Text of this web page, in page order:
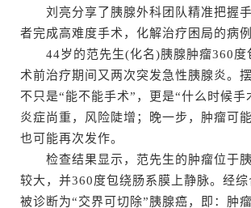
刘亮分享了胰腺外科团队精准把握手
者完成高难度手术，化解治疗困局的病例
44岁的范先生(化名)胰腺肿瘤360度
术前治疗期间又两次突发急性胰腺炎。
不只是“能不能手术”，更是“什么时候手
炎症尚重，风险陡增；晚一步，肿瘤可
也可能再次发作。
检查结果显示，范先生的肿瘤位于胰
较大，并360度包绕肠系膜上静脉。经
被诊断为“交界可切除”胰腺癌，即：肿